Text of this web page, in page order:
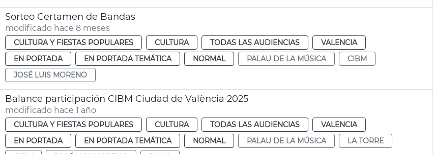
Sorteo Certamen de Bandas
modificado hace 8 meses
CULTURA Y FIESTAS POPULARES CULTURA TODAS LAS AUDIENCIAS
VALENCIA
EN PORTADA
EN PORTADA TEMÁTICA NORMAL PALAU DE LA MÚSICA
CIBM
JOSÉ LUIS MORENO
Balance participación CIBM Ciudad de València 2025
modificado hace 1 año
CULTURA Y FIESTAS POPULARES CULTURA TODAS LAS AUDIENCIAS
VALENCIA
EN PORTADA
EN PORTADA TEMÁTICA NORMAL PALAU DE LA MÚSICA
LA TORRE